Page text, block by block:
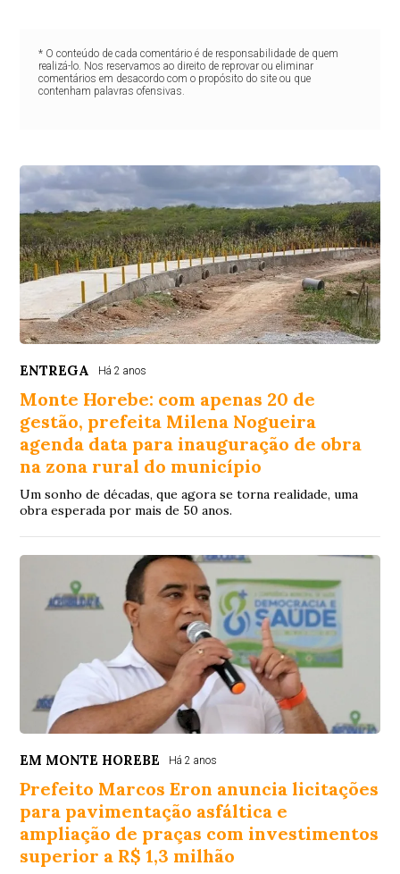
* O conteúdo de cada comentário é de responsabilidade de quem
realizá-lo. Nos reservamos ao direito de reprovar ou eliminar
comentários em desacordo com o propósito do site ou que
contenham palavras ofensivas.
ENTREGA Há 2 anos
Monte Horebe: com apenas 20 de
gestão, prefeita Milena Nogueira
agenda data para inauguração de obra
na zona rural do município
Um sonho de décadas, que agora se torna realidade, uma
obra esperada por mais de 50 anos.
EM MONTE HOREBE Há 2 anos
Prefeito Marcos Eron anuncia licitações
para pavimentação asfáltica e
ampliação de praças com investimentos
superior a R$ 1,3 milhão